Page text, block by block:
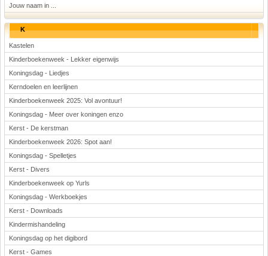
Jouw naam in ...
K
Kastelen
Kinderboekenweek - Lekker eigenwijs
Koningsdag - Liedjes
Kerndoelen en leerlijnen
Kinderboekenweek 2025: Vol avontuur!
Koningsdag - Meer over koningen enzo
Kerst - De kerstman
Kinderboekenweek 2026: Spot aan!
Koningsdag - Spelletjes
Kerst - Divers
Kinderboekenweek op Yurls
Koningsdag - Werkboekjes
Kerst - Downloads
Kindermishandeling
Koningsdag op het digibord
Kerst - Games